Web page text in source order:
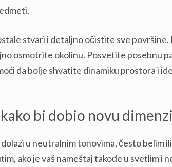
stvari i detaljno očistite sve površine.
osmotrite okolinu. Posvetite posebnu
da bolje shvatite dinamiku prostora i
bi dobio novu
u neutralnim tonovima, često belim
ako je vaš nameštaj takođe u svetlim i